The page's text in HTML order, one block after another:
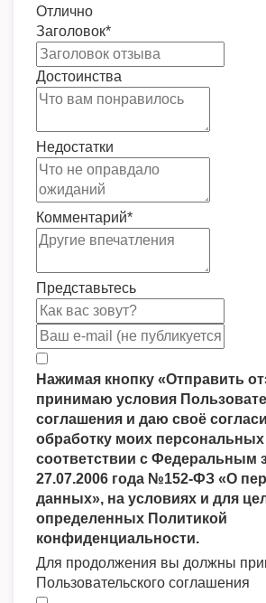
Отлично
Заголовок*
Достоинства
Недостатки
Комментарий*
Представьтесь
Нажимая кнопку «Отправить
принимаю условия
соглашения и даю своё
обработку моих
соответствии с Федеральным
27.07.2006 года №152-ФЗ «О
данных», на условиях и для
определенных Политикой
конфиденциальности.
Для продолжения вы должны
Пользовательского соглашения